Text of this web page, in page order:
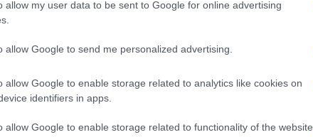
allow my user data to be sent to Google for online advertising
allow Google to send me personalized advertising.
allow Google to enable storage related to analytics like cookies on
identifiers in apps.
allow Google to enable storage related to functionality of the website
a seconda dell’occasione. Che si tratti di una
la borsa Bou è sempre pronta a
ma un compagno di avventure
della borsa Bou è la suaversatilità. È